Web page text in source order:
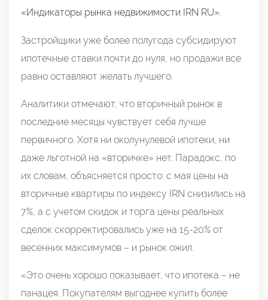
«Индикаторы рынка недвижимости IRN RU».
Застройщики уже более полугода субсидируют
ипотечные ставки почти до нуля, но продажи все
равно оставляют желать лучшего.
Аналитики отмечают, что вторичный рынок в
последние месяцы чувствует себя лучше
первичного. Хотя ни околунулевой ипотеки, ни
даже льготной на «вторичке» нет. Парадокс, по
их словам, объясняется просто: с мая цены на
вторичные квартиры по индексу IRN снизились на
7%, а с учетом скидок и торга цены реальных
сделок скорректировались уже на 15-20% от
весенних максимумов – и рынок ожил.
«Это очень хорошо показывает, что ипотека – не
панацея. Покупателям выгоднее купить более